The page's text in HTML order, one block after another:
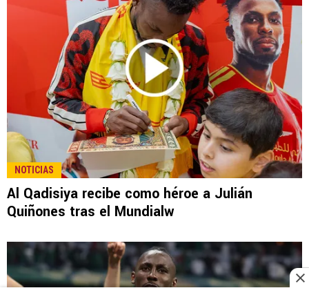
NOTICIAS
Al Qadisiya recibe como héroe a Julián
Quiñones tras el Mundialw